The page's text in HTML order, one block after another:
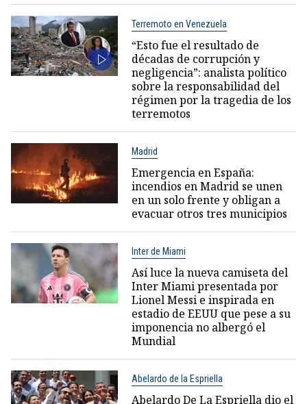
Terremoto en Venezuela
“Esto fue el resultado de
décadas de corrupción y
negligencia”: analista político
sobre la responsabilidad del
régimen por la tragedia de los
terremotos
Madrid
Emergencia en España:
incendios en Madrid se unen
en un solo frente y obligan a
evacuar otros tres municipios
Inter de Miami
Así luce la nueva camiseta del
Inter Miami presentada por
Lionel Messi e inspirada en
estadio de EEUU que pese a su
imponencia no albergó el
Mundial
Abelardo de la Espriella
Abelardo De La Espriella dio el